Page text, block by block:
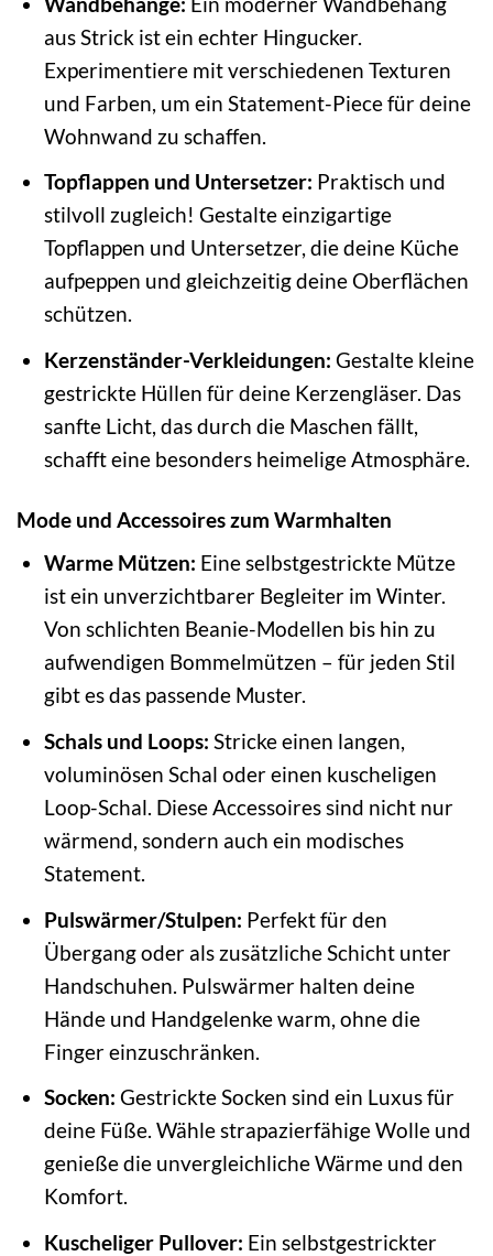
aus Strick ist ein echter Hingucker.
Experimentiere mit verschiedenen Texturen
und Farben, um ein Statement-Piece für deine
Wohnwand zu schaffen.
Topflappen und Untersetzer: Praktisch und
stilvoll zugleich! Gestalte einzigartige
Topflappen und Untersetzer, die deine Küche
aufpeppen und gleichzeitig deine Oberflächen
schützen.
Kerzenständer-Verkleidungen: Gestalte kleine
gestrickte Hüllen für deine Kerzengläser. Das
sanfte Licht, das durch die Maschen fällt,
schafft eine besonders heimelige Atmosphäre.
Mode und Accessoires zum Warmhalten
Warme Mützen: Eine selbstgestrickte Mütze
ist ein unverzichtbarer Begleiter im Winter.
Von schlichten Beanie-Modellen bis hin zu
aufwendigen Bommelmützen – für jeden Stil
gibt es das passende Muster.
Schals und Loops: Stricke einen langen,
voluminösen Schal oder einen kuscheligen
Loop-Schal. Diese Accessoires sind nicht nur
wärmend, sondern auch ein modisches
Statement.
Pulswärmer/Stulpen: Perfekt für den
Übergang oder als zusätzliche Schicht unter
Handschuhen. Pulswärmer halten deine
Hände und Handgelenke warm, ohne die
Finger einzuschränken.
Socken: Gestrickte Socken sind ein Luxus für
deine Füße. Wähle strapazierfähige Wolle und
genieße die unvergleichliche Wärme und den
Komfort.
Kuscheliger Pullover: Ein selbstgestrickter